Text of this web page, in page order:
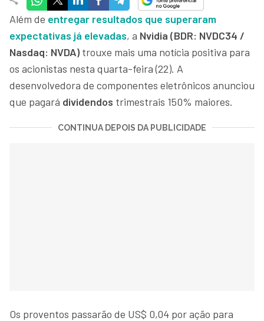
Além de entregar resultados que superaram
expectativas já elevadas, a Nvidia (BDR: NVDC34 /
Nasdaq: NVDA) trouxe mais uma notícia positiva para
os acionistas nesta quarta-feira (22). A
desenvolvedora de componentes eletrônicos anunciou
que pagará dividendos trimestrais 150% maiores.
CONTINUA DEPOIS DA PUBLICIDADE
Os proventos passarão de US$ 0,04 por ação para